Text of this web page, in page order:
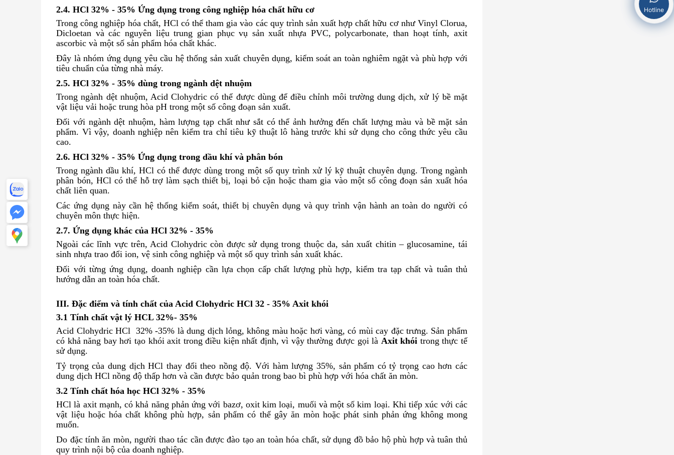
2.4. HCl 32% - 35% Ứng dụng trong công nghiệp hóa chất hữu cơ
Trong công nghiệp hóa chất, HCl có thể tham gia vào các quy trình sản xuất hợp chất hữu cơ như Vinyl Clorua,
Dicloetan và các nguyên liệu trung gian phục vụ sản xuất nhựa PVC, polycarbonate, than hoạt tính, axit
ascorbic và một số sản phẩm hóa chất khác.
Đây là nhóm ứng dụng yêu cầu hệ thống sản xuất chuyên dụng, kiểm soát an toàn nghiêm ngặt và phù hợp với
tiêu chuẩn của từng nhà máy.
2.5. HCl 32% - 35% dùng trong ngành dệt nhuộm
Trong ngành dệt nhuộm, Acid Clohydric có thể được dùng để điều chỉnh môi trường dung dịch, xử lý bề mặt
vật liệu vải hoặc trung hòa pH trong một số công đoạn sản xuất.
Đối với ngành dệt nhuộm, hàm lượng tạp chất như sắt có thể ảnh hưởng đến chất lượng màu và bề mặt sản
phẩm. Vì vậy, doanh nghiệp nên kiểm tra chỉ tiêu kỹ thuật lô hàng trước khi sử dụng cho công thức yêu cầu
cao.
2.6. HCl 32% - 35% Ứng dụng trong dầu khí và phân bón
Trong ngành dầu khí, HCl có thể được dùng trong một số quy trình xử lý kỹ thuật chuyên dụng. Trong ngành
phân bón, HCl có thể hỗ trợ làm sạch thiết bị, loại bỏ cặn hoặc tham gia vào một số công đoạn sản xuất hóa
chất liên quan.
Các ứng dụng này cần hệ thống kiểm soát, thiết bị chuyên dụng và quy trình vận hành an toàn do người có
chuyên môn thực hiện.
2.7. Ứng dụng khác của HCl 32% - 35%
Ngoài các lĩnh vực trên, Acid Clohydric còn được sử dụng trong thuộc da, sản xuất chitin – glucosamine, tái
sinh nhựa trao đổi ion, vệ sinh công nghiệp và một số quy trình sản xuất khác.
Đối với từng ứng dụng, doanh nghiệp cần lựa chọn cấp chất lượng phù hợp, kiểm tra tạp chất và tuân thủ
hướng dẫn an toàn hóa chất.
III. Đặc điểm và tính chất của Acid Clohydric HCl 32 - 35% Axit khói
3.1 Tính chất vật lý HCL 32%- 35%
Acid Clohydric HCl 32% -35% là dung dịch lỏng, không màu hoặc hơi vàng, có mùi cay đặc trưng. Sản phẩm
có khả năng bay hơi tạo khói axit trong điều kiện nhất định, vì vậy thường được gọi là Axit khói trong thực tế
sử dụng.
Tỷ trọng của dung dịch HCl thay đổi theo nồng độ. Với hàm lượng 35%, sản phẩm có tỷ trọng cao hơn các
dung dịch HCl nồng độ thấp hơn và cần được bảo quản trong bao bì phù hợp với hóa chất ăn mòn.
3.2 Tính chất hóa học HCl 32% - 35%
HCl là axit mạnh, có khả năng phản ứng với bazơ, oxit kim loại, muối và một số kim loại. Khi tiếp xúc với các
vật liệu hoặc hóa chất không phù hợp, sản phẩm có thể gây ăn mòn hoặc phát sinh phản ứng không mong
muốn.
Do đặc tính ăn mòn, người thao tác cần được đào tạo an toàn hóa chất, sử dụng đồ bảo hộ phù hợp và tuân thủ
quy trình nội bộ của doanh nghiệp.
Hotline